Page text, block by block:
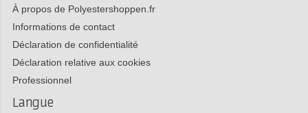
À propos de Polyestershoppen.fr
Informations de contact
Déclaration de confidentialité
Déclaration relative aux cookies
Professionnel
Langue